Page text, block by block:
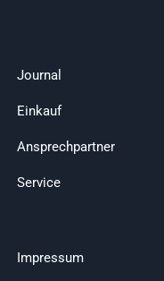
Journal
Einkauf
Ansprechpartner
Service
Impressum